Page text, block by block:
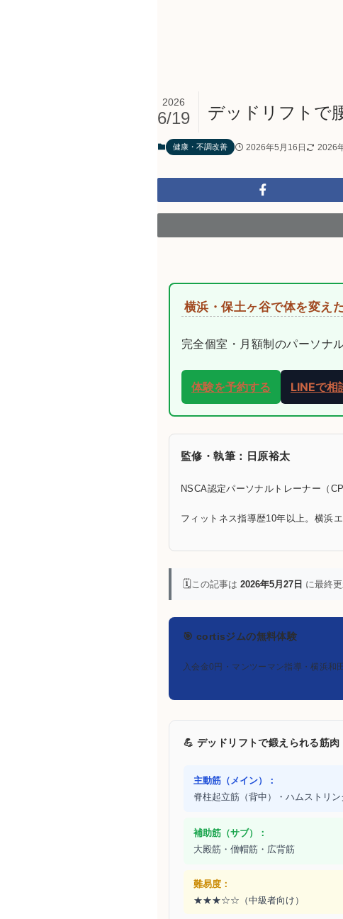
デッドリフトで
2026
6/19
健康・不調改善 2026年5月16日 2026
横浜・保土ヶ谷で体を変え
完全個室・月額制のパーソナ
体験を予約する LINEで相
監修・執筆：日原裕太
NSCA認定パーソナルトレーナー（
フィットネス指導歴10年以上。横浜
🗓️ この記事は 2026年5月27日 に最終
🎯 cortisジムの無料体験
入会金0円・マンツーマン指導・横浜和
💪 デッドリフトで鍛えられる筋肉
主動筋（メイン）：
脊柱起立筋（背中）・ハムストリン
補助筋（サブ）：
大殿筋・僧帽筋・広背筋
難易度：
★★★☆☆（中級者向け）